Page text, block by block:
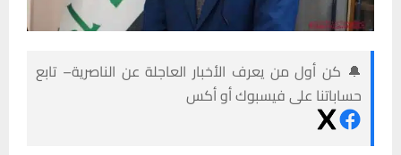
🔔 كن أول من يعرف الأخبار العاجلة عن الناصرية– تابع
حساباتنا على فيسبوك أو أكس